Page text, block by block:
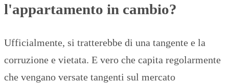
l'appartamento in cambio?
Ufficialmente, si tratterebbe di una tangente e la
corruzione e vietata. E vero che capita regolarmente
che vengano versate tangenti sul mercato